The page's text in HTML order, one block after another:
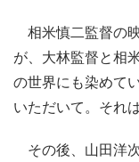
相米慎二監督の
が、大林監督と相
の世界にも染めて
いただいて。それ
その後、山田洋